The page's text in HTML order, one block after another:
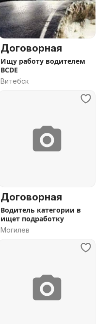
Договорная
Ищу работу водителем
BСDE
Витебск
Договорная
Водитель категории в
ищет подработку
Могилев